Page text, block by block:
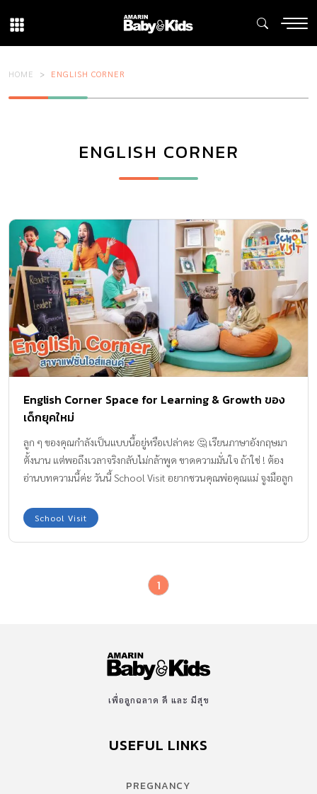
HOME ENGLISH CORNER
ENGLISH CORNER
English Corner Space for Learning & Growth ของ
เด็กยุคใหม่
ลูก ๆ ของคุณกำลังเป็นแบบนี้อยู่หรือเปล่าคะ 🤔 เรียนภาษาอังกฤษมา
ตั้งนาน แต่พอถึงเวลาจริงกลับไม่กล้าพูด ขาดความมั่นใจ ถ้าใช่ ! ต้อง
อ่านบทความนี้ค่ะ วันนี้ School Visit อยากชวนคุณพ่อคุณแม่ จูงมือลูก
ได้เป็นตัวของตัวเองอย่างเต็มที่ ในบรรยากาศห้องเรียนที่แสนจะอบอุ่น
และผ่อนคลาย พร้อมหลักสูตรที่ดีไซน์มาเพื่อเด็ก ๆ โดยเฉพาะ ซึ่งเป็น
บอกต่อในวันนี้ก็คือ English Corner สาขาแฟชั่นไอส์แลนด์ นั่นเองค่ะ!
ความมั่นใจให้เด็กไทยพร้อมก้าวสู่เวทีโลกอย่างสง่างาม […]
School Visit
1
เพื่อลูกฉลาด ดี และ มีสุข
USEFUL LINKS
PREGNANCY